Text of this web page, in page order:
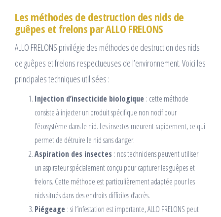
Les méthodes de destruction des nids de
guêpes et frelons par ALLO FRELONS
ALLO FRELONS privilégie des méthodes de destruction des nids
de guêpes et frelons respectueuses de l’environnement. Voici les
principales techniques utilisées :
Injection d’insecticide biologique : cette méthode
consiste à injecter un produit spécifique non nocif pour
l’écosystème dans le nid. Les insectes meurent rapidement, ce qui
permet de détruire le nid sans danger.
Aspiration des insectes : nos techniciens peuvent utiliser
un aspirateur spécialement conçu pour capturer les guêpes et
frelons. Cette méthode est particulièrement adaptée pour les
nids situés dans des endroits difficiles d’accès.
Piégeage : si l’infestation est importante, ALLO FRELONS peut